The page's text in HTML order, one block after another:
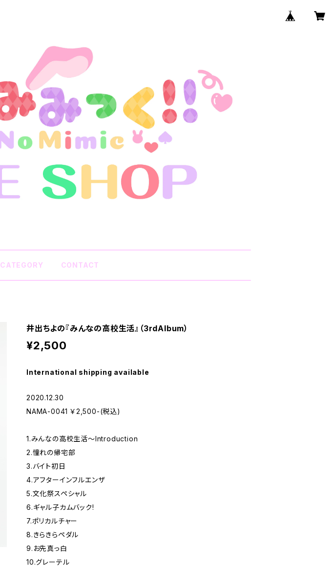
CATEGORY CONTACT
井出ちよの『みんなの高校生活』（3rdAlbum）
¥2,500
International shipping available
2020.12.30
NAMA-0041 ￥2,500-(税込)
1.みんなの高校生活～Introduction
2.憧れの帰宅部
3.バイト初日
4.アフターインフルエンザ
5.文化祭スペシャル
6.ギャル子カムバック!
7.ポリカルチャー
8.きらきらペダル
9.お先真っ白
10.グレーテル